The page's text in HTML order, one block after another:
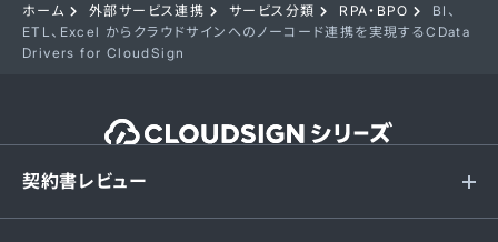
ホーム 外部サービス連携 サービス分類 RPA・BPO
BI、
ETL、Excel からクラウドサインへのノーコード連携を実現するCData
Drivers for CloudSign
契約書レビュー